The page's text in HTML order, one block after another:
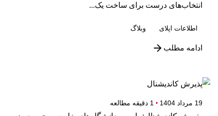
انتخاب‌های درست برای ساخت یک...
اطلاعات اپلای وبلاگ
ادامه مطلب
19 مرداد 1404 1 دقیقه مطالعه